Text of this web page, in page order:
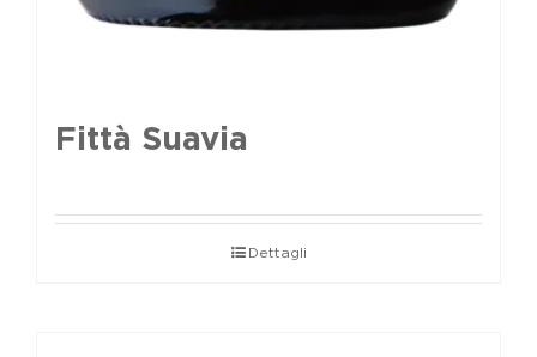
Fittà Suavia
Dettagli